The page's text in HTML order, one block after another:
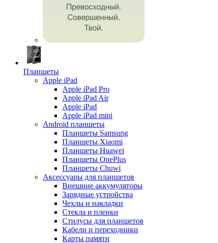
Планшеты
Apple iPad
Apple iPad Pro
Apple iPad Air
Apple iPad
Apple iPad mini
Android планшеты
Планшеты Samsung
Планшеты Xiaomi
Планшеты Huawei
Планшеты OnePlus
Планшеты Chuwi
Аксессуары для планшетов
Внешние аккумуляторы
Зарядные устройства
Чехлы и накладки
Стекла и пленки
Стилусы для планшетов
Кабели и переходники
Карты памяти